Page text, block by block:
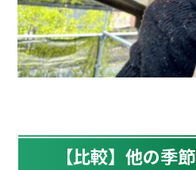
【比較】他の季